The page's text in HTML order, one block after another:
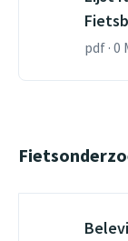
pdf · 0